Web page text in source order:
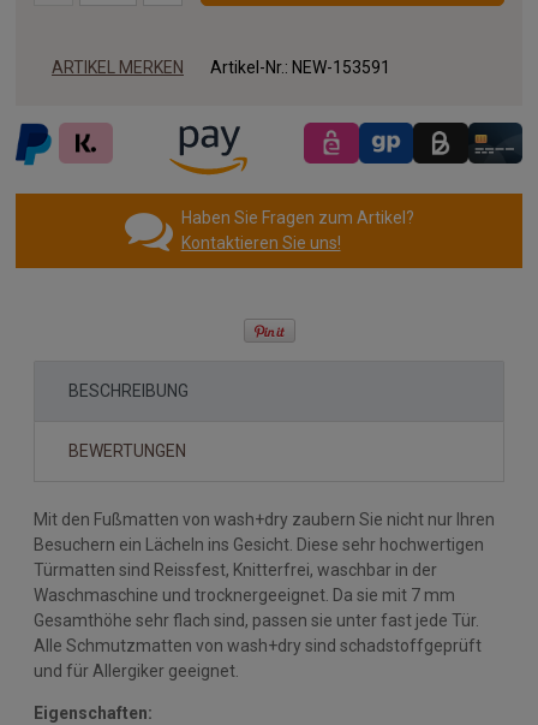
ARTIKEL MERKEN Artikel-Nr.: NEW-153591
Haben Sie Fragen zum Artikel?
Kontaktieren Sie uns!
BESCHREIBUNG
BEWERTUNGEN
Mit den Fußmatten von wash+dry zaubern Sie nicht nur Ihren
Besuchern ein Lächeln ins Gesicht. Diese sehr hochwertigen
Türmatten sind Reissfest, Knitterfrei, waschbar in der
Waschmaschine und trocknergeeignet. Da sie mit 7 mm
Gesamthöhe sehr flach sind, passen sie unter fast jede Tür.
Alle Schmutzmatten von wash+dry sind schadstoffgeprüft
und für Allergiker geeignet.
Eigenschaften: